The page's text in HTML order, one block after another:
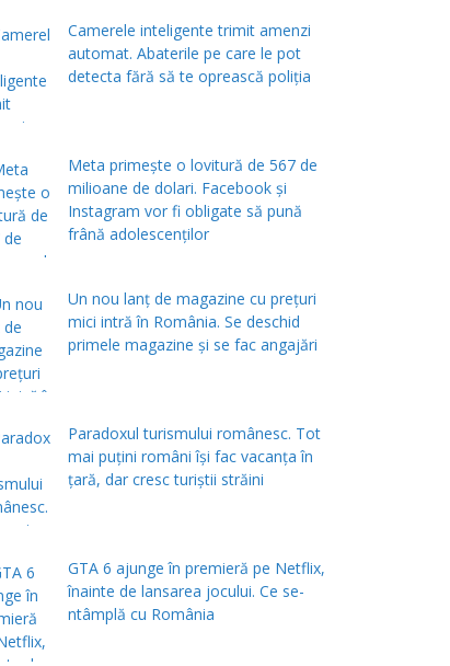
Camerele inteligente trimit amenzi
automat. Abaterile pe care le pot
detecta fără să te oprească poliția
Meta primește o lovitură de 567 de
milioane de dolari. Facebook și
Instagram vor fi obligate să pună
frână adolescenților
Un nou lanț de magazine cu prețuri
mici intră în România. Se deschid
primele magazine și se fac angajări
Paradoxul turismului românesc. Tot
mai puțini români își fac vacanța în
țară, dar cresc turiștii străini
GTA 6 ajunge în premieră pe Netflix,
înainte de lansarea jocului. Ce se-
ntâmplă cu România